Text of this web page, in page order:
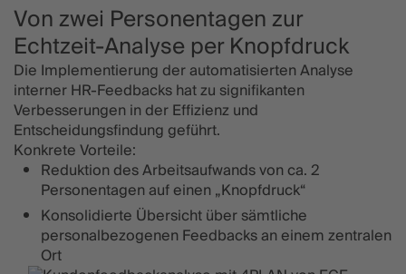
Von zwei Personentagen zur
Echtzeit-Analyse per Knopfdruck
Die Implementierung der automatisierten Analyse
interner HR-Feedbacks hat zu signifikanten
Verbesserungen in der Effizienz und
Entscheidungsfindung geführt.
Konkrete Vorteile:
Reduktion des Arbeitsaufwands von ca. 2
Personentagen auf einen „Knopfdruck“
Konsolidierte Übersicht über sämtliche
personalbezogenen Feedbacks an einem zentralen
Ort